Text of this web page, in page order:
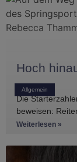
Allgemein
Hoch
Die
beweisen:
haben, gibt es
Weiterlesen »